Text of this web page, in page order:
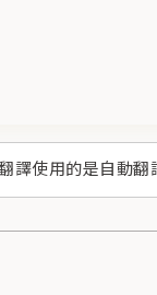
譯使用的是自動翻